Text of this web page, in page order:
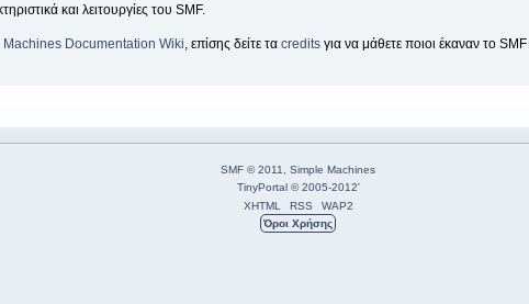
και λειτουργίες του SMF.
Machines Documentation Wiki , επίσης δείτε ταcredits για να μάθετε ποιοι έκαναν το
SMF © 2011, Simple Machines
TinyPortal © 2005-2012'
XHTML
RSS
WAP2
Όροι Χρήσης